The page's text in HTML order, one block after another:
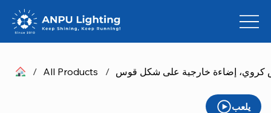
/ All Products /
يلعب